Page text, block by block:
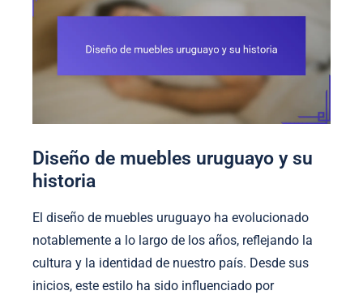
Diseño de muebles uruguayo y su
historia
El diseño de muebles uruguayo ha evolucionado
notablemente a lo largo de los años, reflejando la
cultura y la identidad de nuestro país. Desde sus
inicios, este estilo ha sido influenciado por